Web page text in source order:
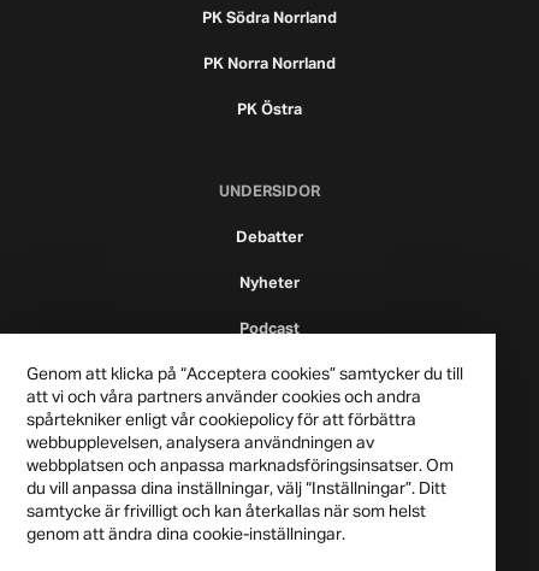
PK Södra Norrland
PK Norra Norrland
PK Östra
UNDERSIDOR
Debatter
Nyheter
Podcast
Genom att klicka på “Acceptera cookies” samtycker du till
att vi och våra partners använder cookies och andra
spårtekniker enligt vår cookiepolicy för att förbättra
webbupplevelsen, analysera användningen av
webbplatsen och anpassa marknadsföringsinsatser. Om
du vill anpassa dina inställningar, välj “Inställningar”. Ditt
samtycke är frivilligt och kan återkallas när som helst
genom att ändra dina cookie-inställningar.